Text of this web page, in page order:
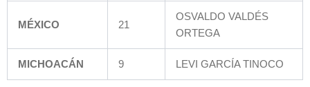
MÉXICO 21
OSVALDO VALDÉS
ORTEGA
MICHOACÁN 9 LEVI GARCÍA TINOCO